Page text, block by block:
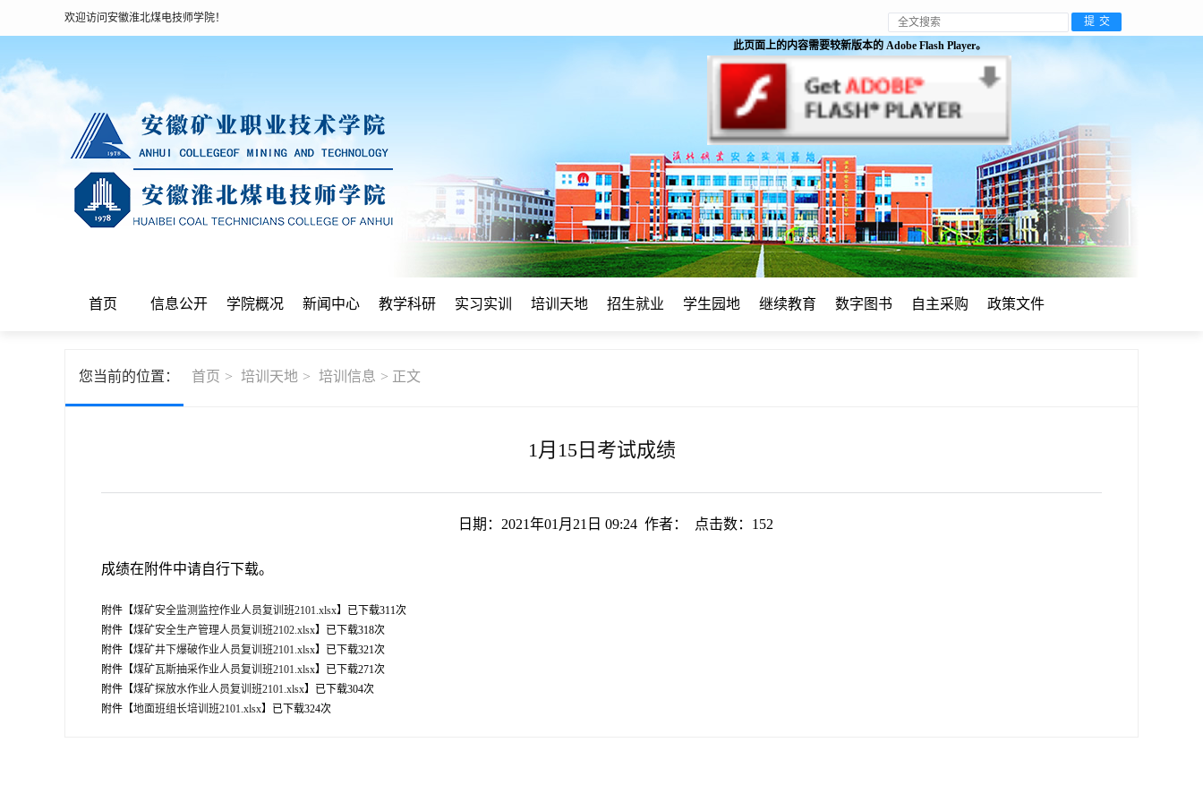
欢迎访问安徽淮北煤电技师学院！
此页面上的内容需要较新版本的 Adobe Flash Player。
首页 信息公开 学院概况 新闻中心 教学科研 实习实训 培训天地 招生就业 学生园地 继续教育 数字图书 自主采购 政策文件
您当前的位置： 首页 > 培训天地 > 培训信息 > 正文
1月15日考试成绩
日期：2021年01月21日 09:24 作者： 点击数： 152
成绩在附件中请自行下载。
附件【煤矿安全监测监控作业人员复训班2101.xlsx】已下载311次
附件【煤矿安全生产管理人员复训班2102.xlsx】已下载318次
附件【煤矿井下爆破作业人员复训班2101.xlsx】已下载321次
附件【煤矿瓦斯抽采作业人员复训班2101.xlsx】已下载271次
附件【煤矿探放水作业人员复训班2101.xlsx】已下载304次
附件【地面班组长培训班2101.xlsx】已下载324次